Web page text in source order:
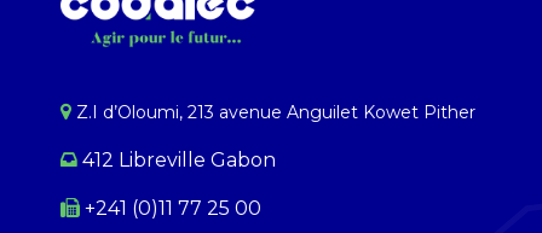
Z.I d’Oloumi, 213 avenue Anguilet Kowet Pither​
412 Libreville Gabon
+241 (0)11 77 25 00